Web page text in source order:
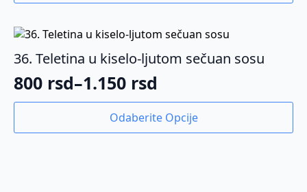
800 rsd
do
1.150 rsd
više
varijanti.
Opcije
biti
izabrane
stranici
36. Teletina u kiselo-ljutom sečuan sosu
800 rsd–1.150 rsd
Raspon
od
Odaberite Opcije
Ovaj